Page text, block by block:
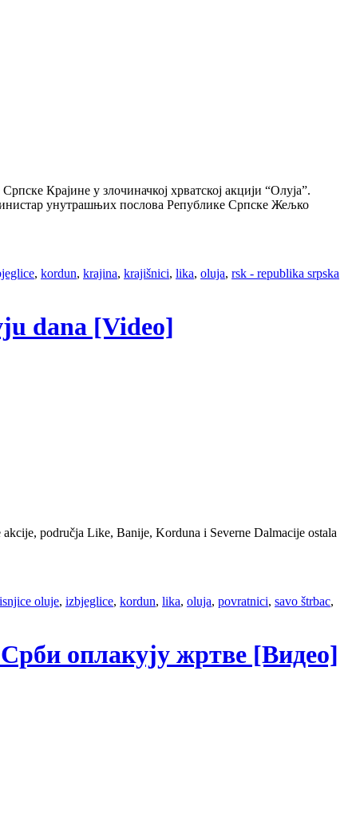
Крајине у злочиначкој хрватској акцији “Олуја”.
унутрашњих послова Републике Српске Жељко
, kordun, krajina, krajišnici, lika, oluja, rsk - republika srpska
dana [Video]
područja Like, Banije, Korduna i Severne Dalmacije ostala
oluje, izbjeglice, kordun, lika, oluja, povratnici, savo štrbac,
оплакују жртве [Видео]